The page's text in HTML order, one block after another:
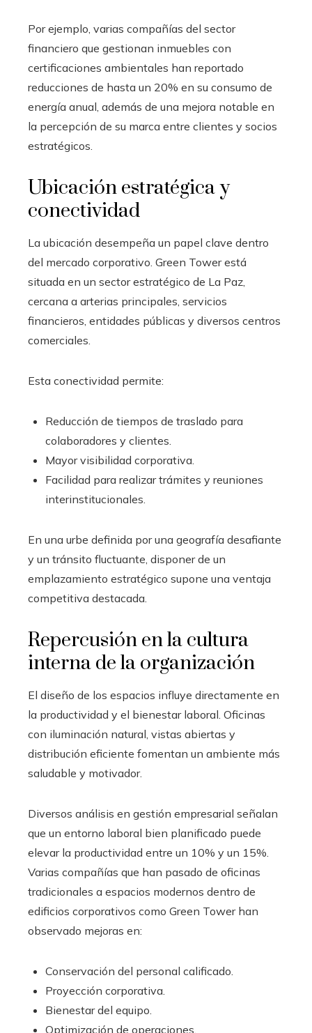
Por ejemplo, varias compañías del sector
financiero que gestionan inmuebles con
certificaciones ambientales han reportado
reducciones de hasta un 20% en su consumo de
energía anual, además de una mejora notable en
la percepción de su marca entre clientes y socios
estratégicos.
Ubicación estratégica y
conectividad
La ubicación desempeña un papel clave dentro
del mercado corporativo. Green Tower está
situada en un sector estratégico de La Paz,
cercana a arterias principales, servicios
financieros, entidades públicas y diversos centros
comerciales.
Esta conectividad permite:
Reducción de tiempos de traslado para
colaboradores y clientes.
Mayor visibilidad corporativa.
Facilidad para realizar trámites y reuniones
interinstitucionales.
En una urbe definida por una geografía desafiante
y un tránsito fluctuante, disponer de un
emplazamiento estratégico supone una ventaja
competitiva destacada.
Repercusión en la cultura
interna de la organización
El diseño de los espacios influye directamente en
la productividad y el bienestar laboral. Oficinas
con iluminación natural, vistas abiertas y
distribución eficiente fomentan un ambiente más
saludable y motivador.
Diversos análisis en gestión empresarial señalan
que un entorno laboral bien planificado puede
elevar la productividad entre un 10% y un 15%.
Varias compañías que han pasado de oficinas
tradicionales a espacios modernos dentro de
edificios corporativos como Green Tower han
observado mejoras en:
Conservación del personal calificado.
Proyección corporativa.
Bienestar del equipo.
Optimización de operaciones.